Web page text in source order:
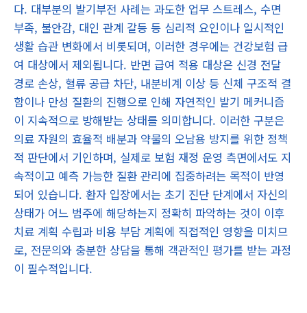
다. 대부분의 발기부전 사례는 과도한 업무 스트레스, 수면
부족, 불안감, 대인 관계 갈등 등 심리적 요인이나 일시적인
생활 습관 변화에서 비롯되며, 이러한 경우에는 건강보험 급
여 대상에서 제외됩니다. 반면 급여 적용 대상은 신경 전달
경로 손상, 혈류 공급 차단, 내분비계 이상 등 신체 구조적 결
함이나 만성 질환의 진행으로 인해 자연적인 발기 메커니즘
이 지속적으로 방해받는 상태를 의미합니다. 이러한 구분은
의료 자원의 효율적 배분과 약물의 오남용 방지를 위한 정책
적 판단에서 기인하며, 실제로 보험 재정 운영 측면에서도 지
속적이고 예측 가능한 질환 관리에 집중하려는 목적이 반영
되어 있습니다. 환자 입장에서는 초기 진단 단계에서 자신의
상태가 어느 범주에 해당하는지 정확히 파악하는 것이 이후
치료 계획 수립과 비용 부담 계획에 직접적인 영향을 미치므
로, 전문의와 충분한 상담을 통해 객관적인 평가를 받는 과정
이 필수적입니다.